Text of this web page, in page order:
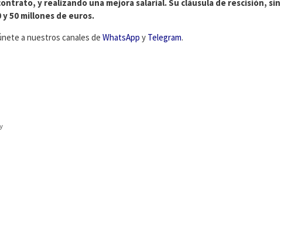
y realizando una mejora salarial. Su cláusula de rescisión, sin
50 millones de euros.
a nuestros canales de WhatsApp y Telegram.